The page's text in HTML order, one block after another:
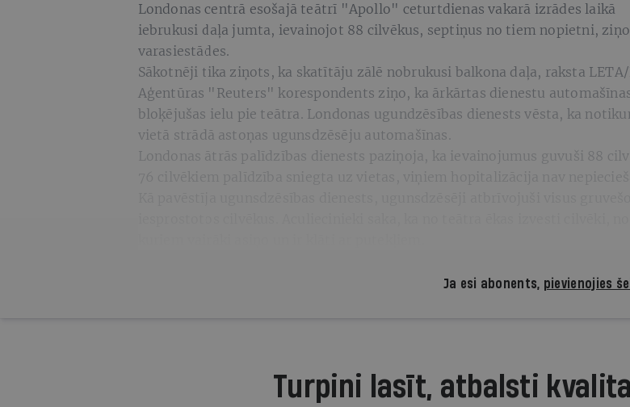
Londonas centrā esošajā teātrī "Apollo" ceturtdienas vakarā izrādes laikā
iebrukusi daļa jumta, ievainojot 88 cilvēkus, septiņus no tiem nopietni, ziņo
varasiestādes.
Sākotnēji tika ziņots, ka skatītāju zālē nobrukusi balkona daļa, raksta LETA/
Aģentūras "Reuters" korespondents ziņo, ka ārkārtas dienestu
bloķējušas ielu pie teātra. Londonas ugundzēsības dienests vēsta, ka
vietā strādā astoņas ugunsdzēsēju automašīnas.
Londonas ātrās palīdzības dienests paziņoja, ka ievainojumus guvuši 88
Ja esi abonents, pievienojies
Turpini lasīt, atbalsti